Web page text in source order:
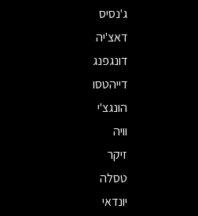
ג'נסיס
דאצ'יה
דונגפנג
דייהטסו
הונגצ'י
וויה
זיקר
טסלה
יונדאי